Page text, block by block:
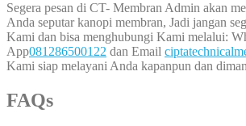
Segera pesan di CT- Membran Admin akan
Anda seputar kanopi membran, Jadi jangan
Kami dan bisa menghubungi Kami melalui:
App081286500122 dan Email
Kami siap melayani Anda kapanpun dan
FAQs